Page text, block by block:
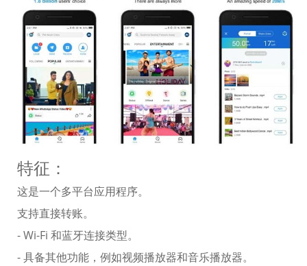
特征：
这是一个多平台应用程序。
支持直接转账。
- Wi-Fi 和蓝牙连接类型。
- 具备其他功能，例如视频播放器和音乐播放器。